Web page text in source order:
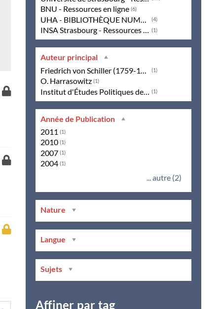
Accès
à
ressource
Accès
à
Accès
à
BNU - Ressources en ligne (6)
(4)
INSA Strasbourg - Ressources en ligne (1)
Auteur principal
(1)
O. Harrasowitz (1)
(1)
Année de Publication
2011 (1)
2010 (1)
2007 (1)
2004 (1)
... autre (2)
Nature
Langue
Sujets
Affiner par tag